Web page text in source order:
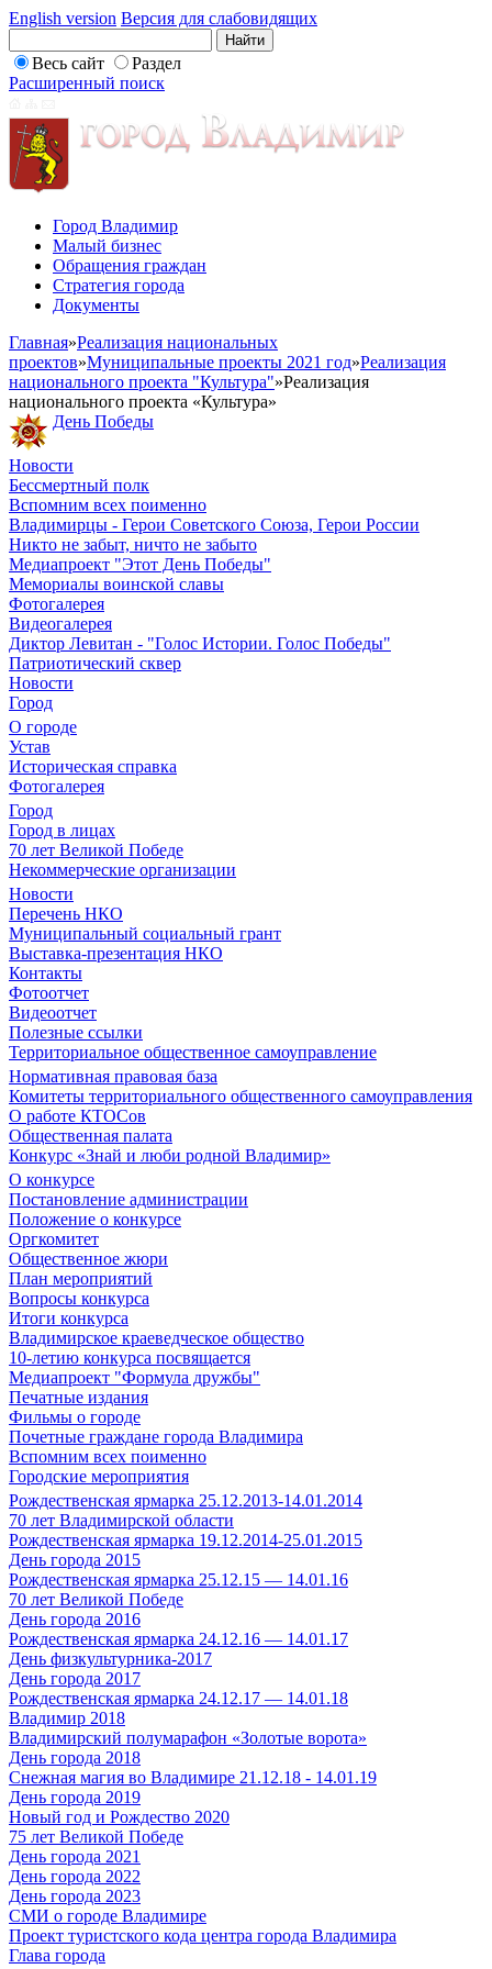
English version Версия для слабовидящих
Весь сайт
Раздел
Расширенный поиск
Город Владимир
Малый бизнес
Обращения граждан
Стратегия города
Документы
Главная»Реализация национальных
проектов»Муниципальные проекты 2021 год»Реализация
национального проекта "Культура"»Реализация
национального проекта «Культура»
День Победы
Новости
Бессмертный полк
Вспомним всех поименно
Владимирцы - Герои Советского Союза, Герои России
Никто не забыт, ничто не забыто
Медиапроект "Этот День Победы"
Мемориалы воинской славы
Фотогалерея
Видеогалерея
Диктор Левитан - "Голос Истории. Голос Победы"
Патриотический сквер
Новости
Город
О городе
Устав
Историческая справка
Фотогалерея
Город
Город в лицах
70 лет Великой Победе
Некоммерческие организации
Новости
Перечень НКО
Муниципальный социальный грант
Выставка-презентация НКО
Контакты
Фотоотчет
Видеоотчет
Полезные ссылки
Территориальное общественное самоуправление
Нормативная правовая база
Комитеты территориального общественного самоуправления
О работе КТОСов
Общественная палата
Конкурс «Знай и люби родной Владимир»
О конкурсе
Постановление администрации
Положение о конкурсе
Оргкомитет
Общественное жюри
План мероприятий
Вопросы конкурса
Итоги конкурса
Владимирское краеведческое общество
10-летию конкурса посвящается
Медиапроект "Формула дружбы"
Печатные издания
Фильмы о городе
Почетные граждане города Владимира
Вспомним всех поименно
Городские мероприятия
Рождественская ярмарка 25.12.2013-14.01.2014
70 лет Владимирской области
Рождественская ярмарка 19.12.2014-25.01.2015
День города 2015
Рождественская ярмарка 25.12.15 — 14.01.16
70 лет Великой Победе
День города 2016
Рождественская ярмарка 24.12.16 — 14.01.17
День физкультурника-2017
День города 2017
Рождественская ярмарка 24.12.17 — 14.01.18
Владимир 2018
Владимирский полумарафон «Золотые ворота»
День города 2018
Снежная магия во Владимире 21.12.18 - 14.01.19
День города 2019
Новый год и Рождество 2020
75 лет Великой Победе
День города 2021
День города 2022
День города 2023
СМИ о городе Владимире
Проект туристского кода центра города Владимира
Глава города